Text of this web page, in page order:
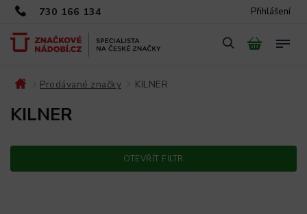
730 166 134 Přihlášení
Prodávané značky KILNER
KILNER
OTEVŘÍT FILTR